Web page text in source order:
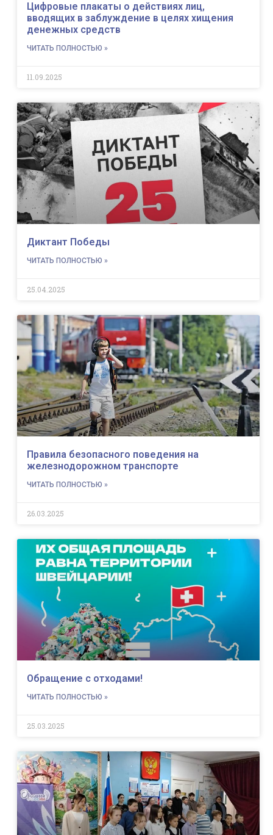
Цифровые плакаты о действиях лиц,
вводящих в заблуждение в целях хищения
денежных средств
ЧИТАТЬ ПОЛНОСТЬЮ »
11.09.2025
Диктант Победы
ЧИТАТЬ ПОЛНОСТЬЮ »
25.04.2025
Правила безопасного поведения на
железнодорожном транспорте
ЧИТАТЬ ПОЛНОСТЬЮ »
26.03.2025
Обращение с отходами!
ЧИТАТЬ ПОЛНОСТЬЮ »
25.03.2025